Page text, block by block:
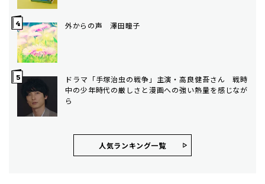
外からの声 澤田瞳子
ドラマ「手塚治虫の戦争」主演・高良健吾さん 戦時
中の少年時代の厳しさと漫画への強い熱量を感じなが
ら
人気ランキング⼀覧